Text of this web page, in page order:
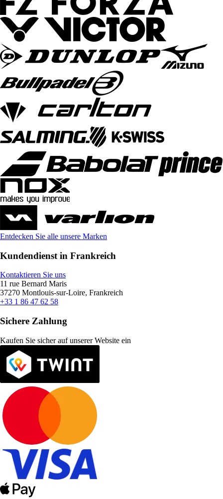
Entdecken Sie alle unsere Marken
Kundendienst in Frankreich
Kontaktieren Sie uns
11 rue Bernard Maris
37270 Montlouis-sur-Loire, Frankreich
+33 1 86 47 62 58
Sichere Zahlung
Kaufen Sie sicher auf unserer Website ein